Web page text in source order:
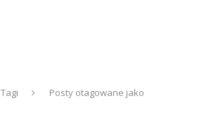
Tagi
Posty otagowane jako